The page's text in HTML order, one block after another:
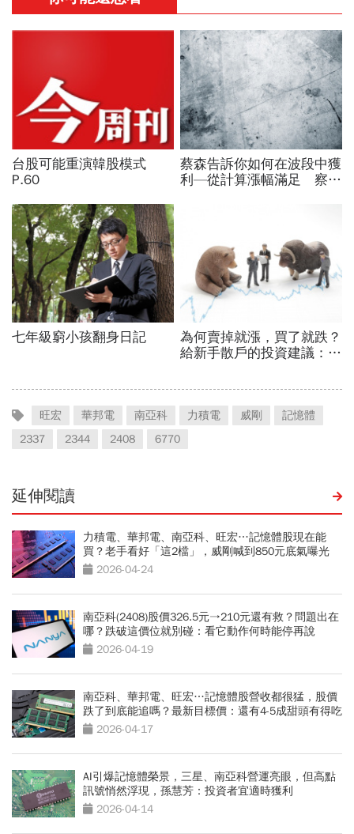
旺宏 華邦電 南亞科 力積電 威剛
記憶體
2337
2344 2408 6770
延伸閱讀
力積電、華邦電、南亞科、旺宏…記憶體股現在能
買？老手看好「這2檔」，威剛喊到850元底氣曝光
2026-04-24
南亞科(2408)股價326.5元→210元還有救？問題出在
哪？跌破這價位就別碰：看它動作何時能停再說
2026-04-19
南亞科、華邦電、旺宏…記憶體股營收都很猛，股價
跌了到底能追嗎？最新目標價：還有4-5成甜頭有得吃
2026-04-17
AI引爆記憶體榮景，三星、南亞科營運亮眼，但高點
訊號悄然浮現，孫慧芳：投資者宜適時獲利
2026-04-14